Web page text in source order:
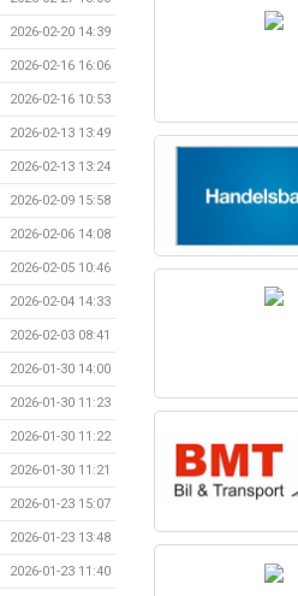
2026-02-20 14:39
2026-02-16 16:06
2026-02-16 10:53
2026-02-13 13:49
2026-02-13 13:24
2026-02-09 15:58
2026-02-06 14:08
2026-02-05 10:46
2026-02-04 14:33
2026-02-03 08:41
2026-01-30 14:00
2026-01-30 11:23
2026-01-30 11:22
2026-01-30 11:21
2026-01-23 15:07
2026-01-23 13:48
2026-01-23 11:40